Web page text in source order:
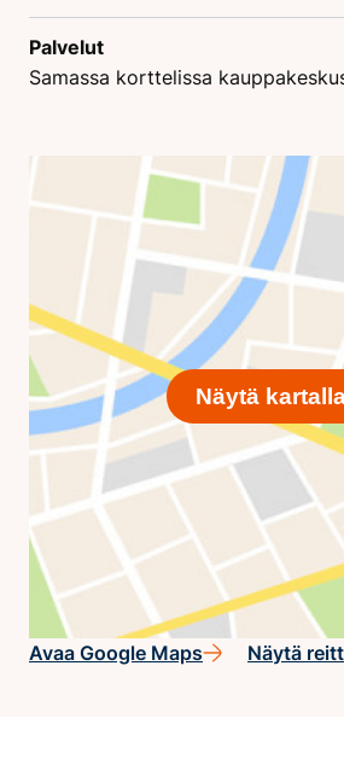
Palvelut
Samassa korttelissa
Näytä
Avaa Google Maps Näytä